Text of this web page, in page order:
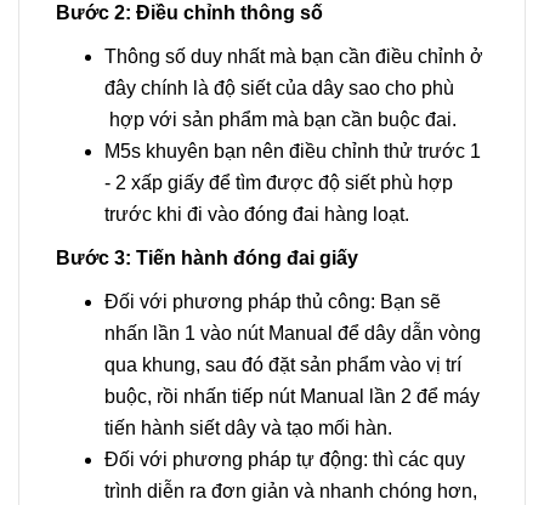
Bước 2: Điều chỉnh thông số
Thông số duy nhất mà bạn cần điều chỉnh ở
đây chính là độ siết của dây sao cho phù
hợp với sản phẩm mà bạn cần buộc đai.
M5s khuyên bạn nên điều chỉnh thử trước 1
- 2 xấp giấy để tìm được độ siết phù hợp
trước khi đi vào đóng đai hàng loạt.
Bước 3: Tiến hành đóng đai giấy
Đối với phương pháp thủ công: Bạn sẽ
nhấn lần 1 vào nút Manual để dây dẫn vòng
qua khung, sau đó đặt sản phẩm vào vị trí
buộc, rồi nhấn tiếp nút Manual lần 2 để máy
tiến hành siết dây và tạo mối hàn.
Đối với phương pháp tự động: thì các quy
trình diễn ra đơn giản và nhanh chóng hơn,